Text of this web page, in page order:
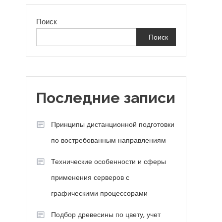
Поиск
Поиск
Последние записи
Принципы дистанционной подготовки
по востребованным направлениям
Технические особенности и сферы
применения серверов с
графическими процессорами
Подбор древесины по цвету, учет